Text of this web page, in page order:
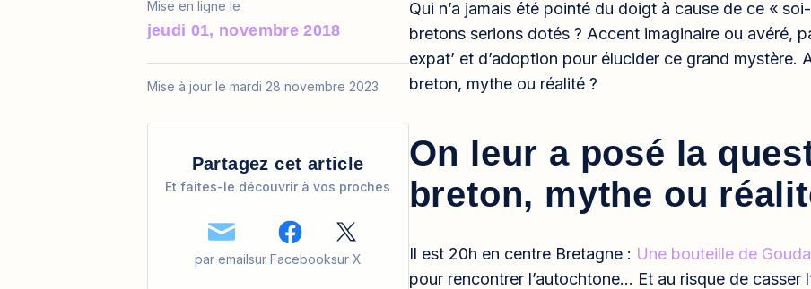
Mise en ligne le
jeudi 01, novembre 2018
Mise à jour le mardi 28 novembre 2023
Partagez cet article
Et faites-le découvrir à vos proches
par emailsur Facebooksur X
Qui n’a jamais été pointé du doigt à cause de ce «
bretons serions dotés ? Accent imaginaire ou avéré,
expat’ et d’adoption pour élucider ce grand mystère.
breton, mythe ou réalité ?
On leur a posé la
breton, mythe ou
Il est 20h en centre Bretagne : Une bouteille de
pour rencontrer l’autochtone… Et au risque de casser